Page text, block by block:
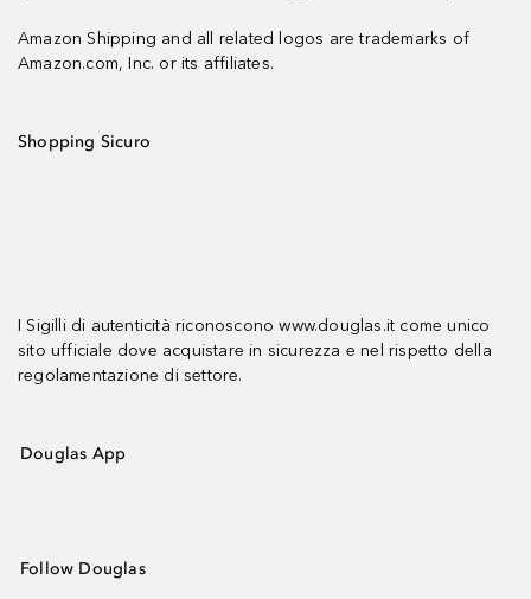
Amazon Shipping and all related logos are trademarks of
Amazon.com, Inc. or its affiliates.
Shopping Sicuro
I Sigilli di autenticità riconoscono www.douglas.it come unico
sito ufficiale dove acquistare in sicurezza e nel rispetto della
regolamentazione di settore.
Douglas App
Follow Douglas